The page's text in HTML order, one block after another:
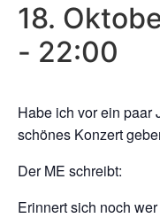
18.
- 22:00
Habe ich vor ein paar
schönes Konzert
Der ME schreibt:
Erinnert sich noch